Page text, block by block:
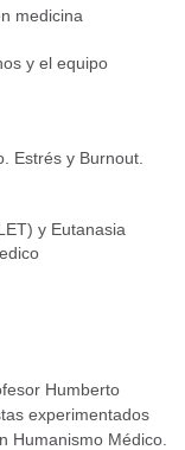
medicina
y el equipo
Estrés y Burnout.
y Eutanasia
Humberto
experimentados
Humanismo Médico.